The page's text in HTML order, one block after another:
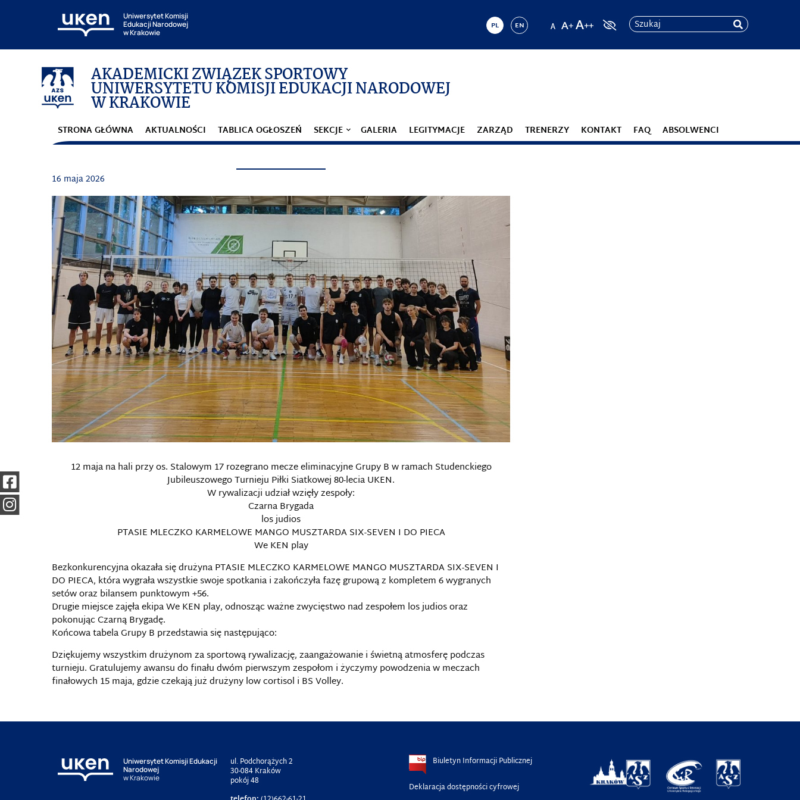
Uniwersytet Komisji
Edukacji Narodowej
w Krakowie
PL EN Szukaj
AKADEMICKI ZWIĄZEK SPORTOWY
UNIWERSYTETU KOMISJI EDUKACJI NARODOWEJ
W KRAKOWIE
STRONA GŁÓWNA AKTUALNOŚCI TABLICA OGŁOSZEŃ SEKCJE GALERIA LEGITYMACJE ZARZĄD TRENERZY KONTAKT FAQ ABSOLWENCI
16 maja 2026
12 maja na hali przy os. Stalowym 17 rozegrano mecze eliminacyjne Grupy B w ramach Studenckiego
Jubileuszowego Turnieju Piłki Siatkowej 80-lecia UKEN.
W rywalizacji udział wzięły zespoły:
Czarna Brygada
los judios
PTASIE MLECZKO KARMELOWE MANGO MUSZTARDA SIX-SEVEN I DO PIECA
We KEN play
Bezkonkurencyjna okazała się drużyna PTASIE MLECZKO KARMELOWE MANGO MUSZTARDA SIX-SEVEN I
DO PIECA, która wygrała wszystkie swoje spotkania i zakończyła fazę grupową z kompletem 6 wygranych
setów oraz bilansem punktowym +56.
Drugie miejsce zajęła ekipa We KEN play, odnosząc ważne zwycięstwo nad zespołem los judios oraz
pokonując Czarną Brygadę.
Końcowa tabela Grupy B przedstawia się następująco:
Dziękujemy wszystkim drużynom za sportową rywalizację, zaangażowanie i świetną atmosferę podczas
turnieju. Gratulujemy awansu do finału dwóm pierwszym zespołom i życzymy powodzenia w meczach
finałowych 15 maja, gdzie czekają już drużyny low cortisol i BS Volley.
Uniwersytet Komisji Edukacji
Narodowej
w Krakowie
ul. Podchorążych 2
30-084 Kraków
pokój 48
Biuletyn Informacji Publicznej
Deklaracja dostępności cyfrowej